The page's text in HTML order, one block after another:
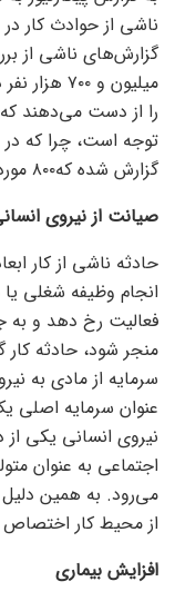
ناشی از حوادث کار
میلیون و
را از دست می‌دهند که
گزارش شده که۸۰۰ مورد آن به فوت منجر می‌شود.
صیانت از نیروی
حادثه ناشی از کار
انجام وظیفه شغلی
فعالیت رخ دهد و به
منجر شود، حادثه
سرمایه از مادی به
عنوان سرمایه اصلی
نیروی انسانی یکی از
اجتماعی به عنوان
می‌رود. به همین دلیل
از محیط کار
افزایش بیماری